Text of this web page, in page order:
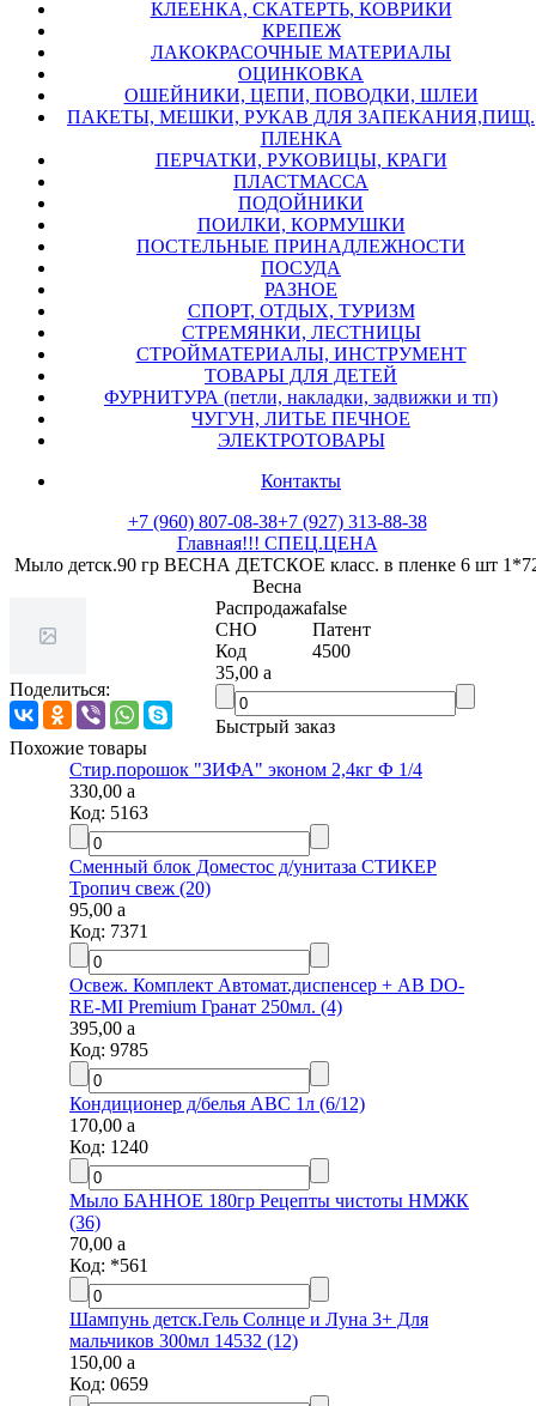
КЛЕЕНКА, СКАТЕРТЬ, КОВРИКИ
КРЕПЕЖ
ЛАКОКРАСОЧНЫЕ МАТЕРИАЛЫ
ОЦИНКОВКА
ОШЕЙНИКИ, ЦЕПИ, ПОВОДКИ, ШЛЕИ
ПАКЕТЫ, МЕШКИ, РУКАВ ДЛЯ ЗАПЕКАНИЯ,ПИЩ.
ПЛЕНКА
ПЕРЧАТКИ, РУКОВИЦЫ, КРАГИ
ПЛАСТМАССА
ПОДОЙНИКИ
ПОИЛКИ, КОРМУШКИ
ПОСТЕЛЬНЫЕ ПРИНАДЛЕЖНОСТИ
ПОСУДА
РАЗНОЕ
СПОРТ, ОТДЫХ, ТУРИЗМ
СТРЕМЯНКИ, ЛЕСТНИЦЫ
СТРОЙМАТЕРИАЛЫ, ИНСТРУМЕНТ
ТОВАРЫ ДЛЯ ДЕТЕЙ
ФУРНИТУРА (петли, накладки, задвижки и тп)
ЧУГУН, ЛИТЬЕ ПЕЧНОЕ
ЭЛЕКТРОТОВАРЫ
Контакты
+7 (960) 807-08-38+7 (927) 313-88-38
Главная!!! СПЕЦ.ЦЕНА
Мыло детск.90 гр ВЕСНА ДЕТСКОЕ класс. в пленке 6 шт 1*72
Весна
Поделиться:
Распродажаfalse
СНО
Патент
Код
4500
35,00a
Быстрый заказ
Похожие товары
Стир.порошок "ЗИФА" эконом 2,4кг Ф 1/4
330,00a
Код:5163
Сменный блок Доместос д/унитаза СТИКЕР
Тропич свеж (20)
95,00a
Код:7371
Освеж. Комплект Автомат.диспенсер + АВ DO-
RE-MI Premium Гранат 250мл. (4)
395,00a
Код:9785
Кондиционер д/белья АВС 1л (6/12)
170,00a
Код:1240
Мыло БАННОЕ 180гр Рецепты чистоты НМЖК
(36)
70,00a
Код:*561
Шампунь детск.Гель Солнце и Луна 3+ Для
мальчиков 300мл 14532 (12)
150,00a
Код:0659